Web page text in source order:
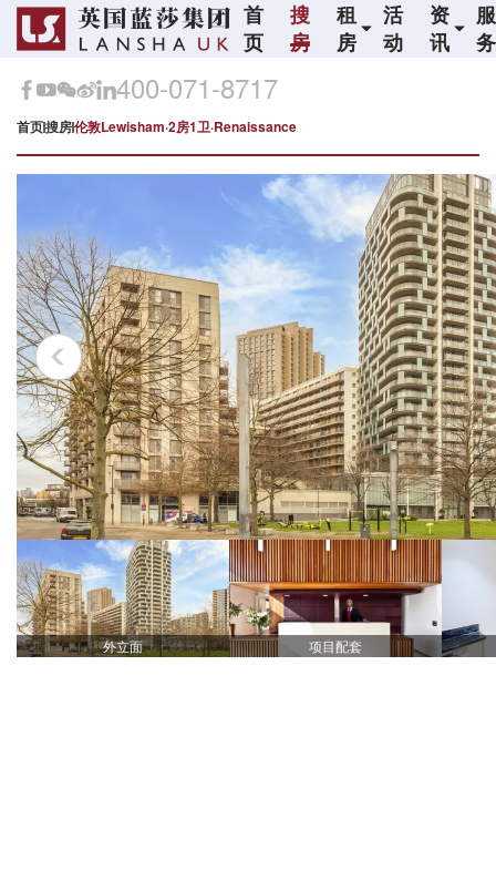
首
页
搜
房
租
房
活
动
资
讯
服
务
400-071-8717
首页搜房伦敦Lewisham·2房1卫·Renaissance
外立面 项目配套